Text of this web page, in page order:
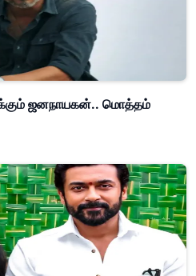
ஜனநாயகன்.. மொத்தம்